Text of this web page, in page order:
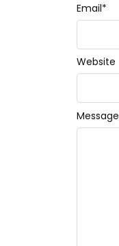
Message
Email*
Website